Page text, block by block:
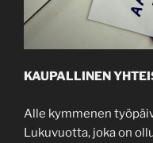
KAUPALLINEN
Alle kymmenen
Lukuvuotta, joka on